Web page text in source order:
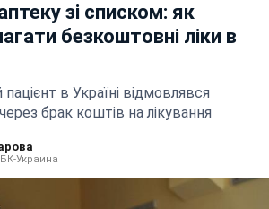
зі списком: як
безкоштовні ліки в
в Україні відмовлявся
брак коштів на лікування
Украина